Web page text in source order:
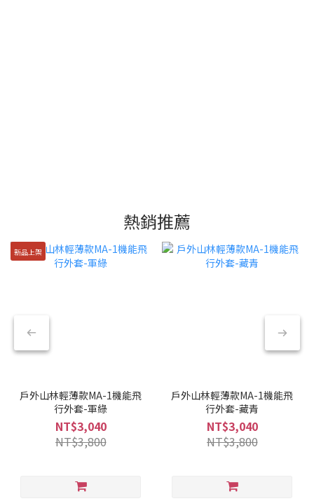
熱銷推薦
新品上架
戶外山林輕薄款MA-1機能飛
行外套-軍綠
NT$3,040
NT$3,800
戶外山林輕薄款MA-1機能飛
行外套-藏青
NT$3,040
NT$3,800